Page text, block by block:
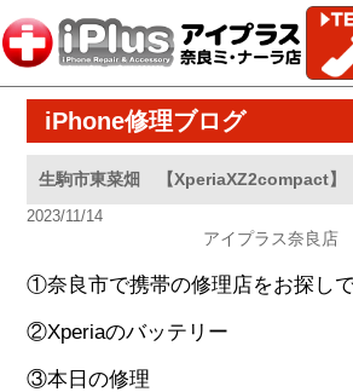
iPhone修理ブログ
生駒市東菜畑 【XperiaXZ2compact】
2023/11/14
アイプラス奈良店
①奈良市で携帯の修理店をお探し
②Xperiaのバッテリー
③本日の修理